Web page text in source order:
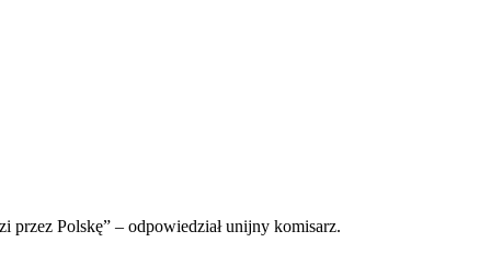
Polskę” – odpowiedział unijny komisarz.